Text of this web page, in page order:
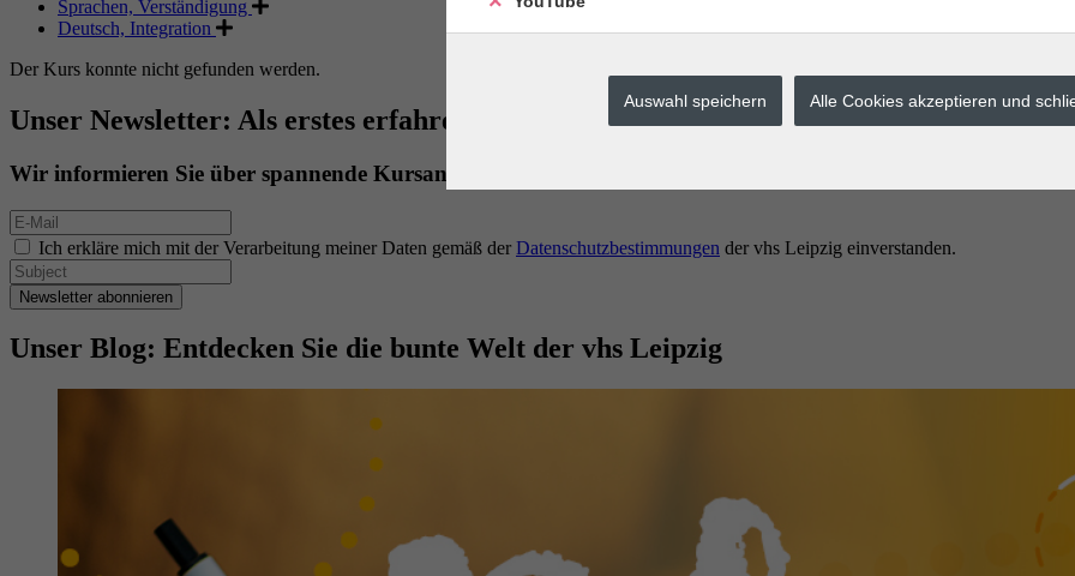
Sprachen, Verständigung
Deutsch, Integration
Der Kurs konnte nicht gefunden werden.
Unser Newsletter: Als erstes erfahren. Als erstes buchen.
Wir informieren Sie über spannende Kursangebote.
Ich erkläre mich mit der Verarbeitung meiner Daten gemäß der Datenschutzbestimmungen der vhs Leipzig einverstanden.
Newsletter abonnieren
Unser Blog: Entdecken Sie die bunte Welt der vhs Leipzig
Auswahl speichern Alle Cookies akzeptieren und